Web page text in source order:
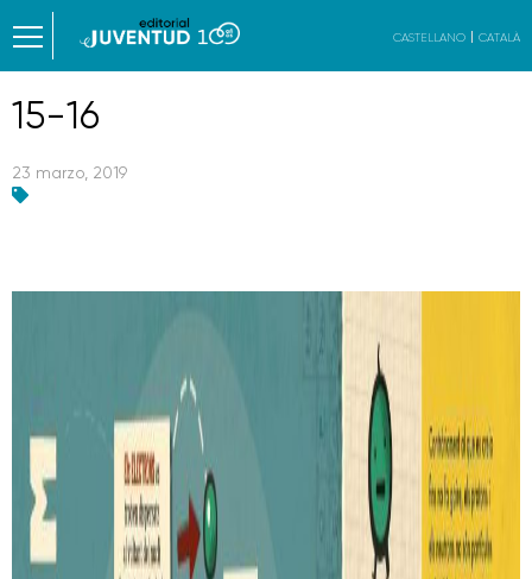
CASTELLANO CATALÀ
15-16
23 marzo, 2019